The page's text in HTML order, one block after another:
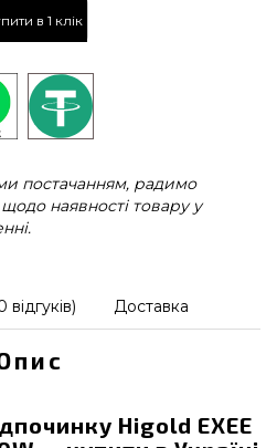
в 1 клік
постачанням, радимо
наявності товару у
відгуків) Доставка
Higold EXEE